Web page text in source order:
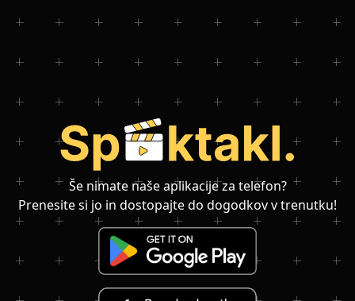
Še nimate naše aplikacije za telefon?
Prenesite si jo in dostopajte do dogodkov v trenutku!